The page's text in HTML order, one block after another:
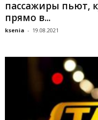
пассажиры пьют,
прямо в...
ksenia - 19.08.2021